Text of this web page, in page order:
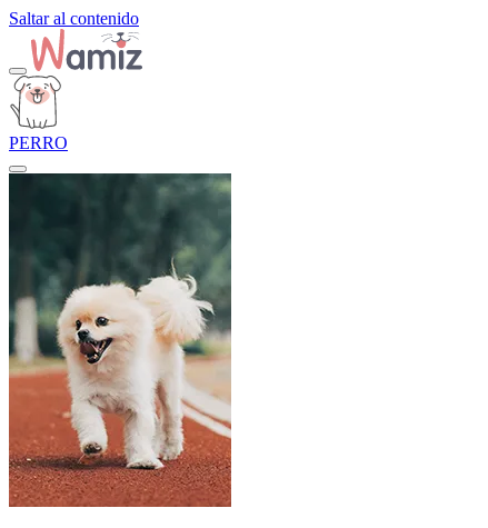
Saltar al contenido
PERRO